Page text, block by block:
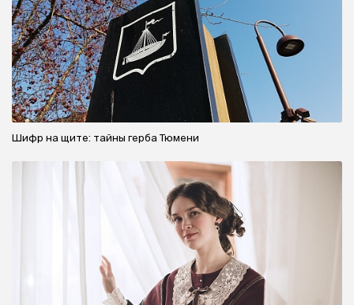
Шифр на щите: тайны герба Тюмени